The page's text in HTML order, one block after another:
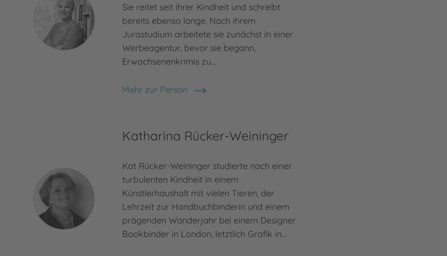
Sie reitet seit ihrer Kindheit und schreibt
bereits ebenso lange. Nach ihrem
Jurastudium arbeitete sie zunächst in einer
Werbeagentur, bevor sie begann,
Erwachsenenkrimis zu…
Mehr zur Person
Nele Neuhaus
Katharina Rücker-Weininger
Kat Rücker-Weininger studierte nach einer
turbulenten Kindheit in einem
Künstlerhaushalt mit vielen Tieren, der
Lehrzeit zur Handbuchbinderin und einem
prägenden Wanderjahr bei einem Designer
Bookbinder in London, letztlich Grafik in…